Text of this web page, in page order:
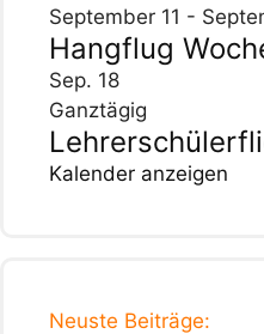
September 11 -
Hangflug
Sep. 18
Ganztägig
Kalender anzeigen
Neuste Beiträge: